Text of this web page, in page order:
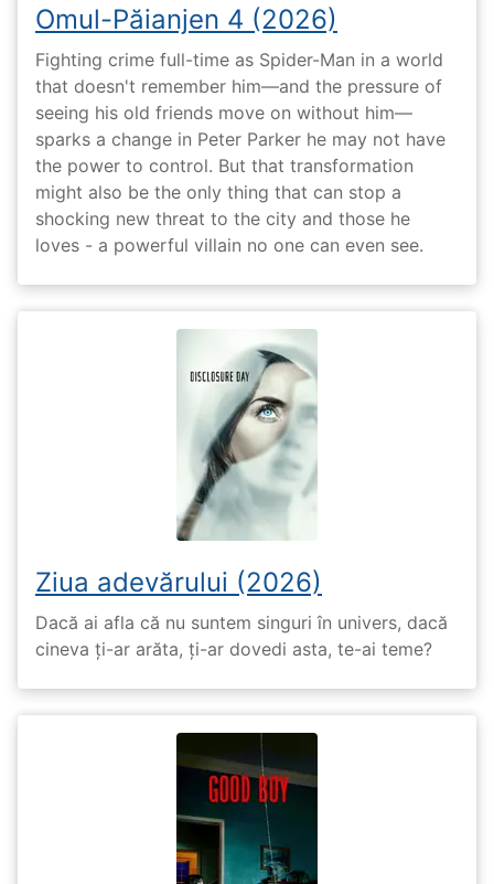
Omul-Păianjen 4 (2026)
Fighting crime full-time as Spider-Man in a world
that doesn't remember him—and the pressure of
seeing his old friends move on without him—
sparks a change in Peter Parker he may not have
the power to control. But that transformation
might also be the only thing that can stop a
shocking new threat to the city and those he
loves - a powerful villain no one can even see.
Ziua adevărului (2026)
Dacă ai afla că nu suntem singuri în univers, dacă
cineva ți-ar arăta, ți-ar dovedi asta, te-ai teme?